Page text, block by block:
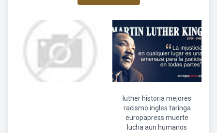
luther historia mejores
racismo ingles taringa
europapress muerte
lucha aun humanos